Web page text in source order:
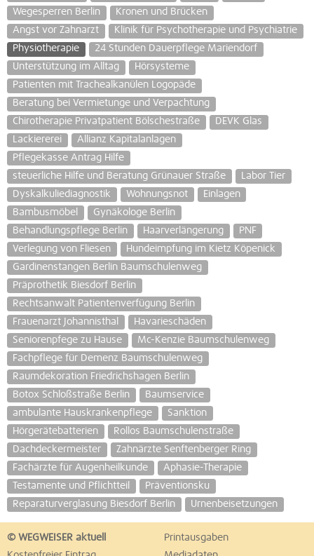
Wegesperren Berlin
Kronen und Brücken
Angst vor Zahnarzt
Klinik für Psychotherapie und Psychiatrie
Physiotherapie
24 Stunden Dauerpflege Mariendorf
Unterstützung im Alltag
Hörsysteme
Patienten mit Trachealkanülen Logopäde
Beratung bei Vermietunge und Verpachtung
Chirotherapie Privatpatient Bölschestraße
DEVK Glas
Lackiererei
Allianz Kapitalanlagen
Pflegekasse Antrag Hilfe
steuerliche Hilfe und Beratung Grünauer Straße
Labor Tier
Dyskalkuliediagnostik
Wohnungsnot
Einlagen
Bambusmöbel
Gynäkologe Berlin
Behandlungspflege Berlin
Haarverlängerung
PNF
Verlegung von Fliesen
Hundeimpfung im Kietz Köpenick
Gardinenstangen Berlin Baumschulenweg
Präprothetik Biesdorf Berlin
Rechtsanwalt Patientenverfügung Berlin
Frauenarzt Johannisthal
Havarieschäden
Seniorenpfege zu Hause
Mc-Kenzie Baumschulenweg
Fachpflege für Demenz Baumschulenweg
Raumdekoration Friedrichshagen Berlin
Botox Schloßstraße Berlin
Baumservice
ambulante Hauskrankenpflege
Sanktion
Hörgerätebatterien
Rollos Baumschulenstraße
Dachdeckermeister
Zahnärzte Senftenberger Ring
Fachärzte für Augenheilkunde
Aphasie-Therapie
Testamente und Pflichtteil
Präventionsku
Reparaturverglasung Biesdorf Berlin
Urnenbeisetzungen
© WEGWEISER aktuell
Printausgaben